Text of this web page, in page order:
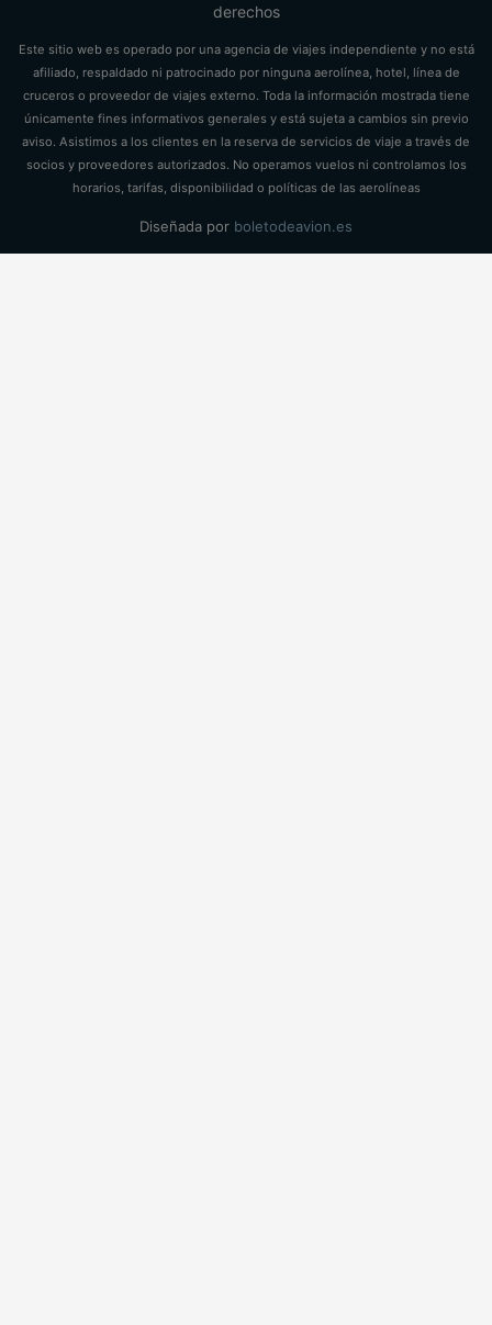
derechos
Este sitio web es operado por una agencia de viajes independiente y no está
afiliado, respaldado ni patrocinado por ninguna aerolínea, hotel, línea de
cruceros o proveedor de viajes externo. Toda la información mostrada tiene
únicamente fines informativos generales y está sujeta a cambios sin previo
aviso. Asistimos a los clientes en la reserva de servicios de viaje a través de
socios y proveedores autorizados. No operamos vuelos ni controlamos los
horarios, tarifas, disponibilidad o políticas de las aerolíneas
Diseñada por boletodeavion.es